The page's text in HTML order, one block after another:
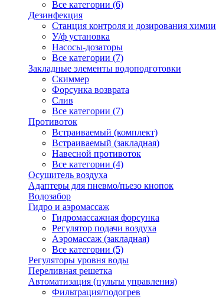
Все категории (6)
Дезинфекция
Станция контроля и дозирования химии
У/ф установка
Насосы-дозаторы
Все категории (7)
Закладные элементы водоподготовки
Скиммер
Форсунка возврата
Слив
Все категории (7)
Противоток
Встраиваемый (комплект)
Встраиваемый (закладная)
Навесной противоток
Все категории (4)
Осушитель воздуха
Адаптеры для пневмо/пьезо кнопок
Водозабор
Гидро и аэромассаж
Гидромассажная форсунка
Регулятор подачи воздуха
Аэромассаж (закладная)
Все категории (5)
Регуляторы уровня воды
Переливная решетка
Автоматизация (пульты управления)
Фильтрация/подогрев